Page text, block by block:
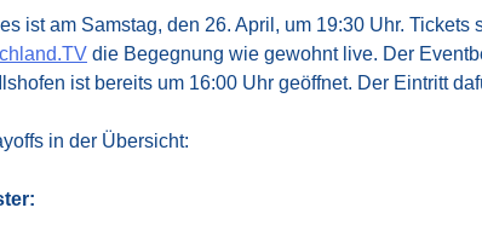
ist am Samstag, den 26. April, um 19:30 Uhr. Tickets
die Begegnung wie gewohnt live. Der
ist bereits um 16:00 Uhr geöffnet. Der Eintritt
in der Übersicht: